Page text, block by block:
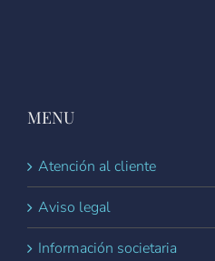
MENU
Atención al cliente
Aviso legal
Información societaria